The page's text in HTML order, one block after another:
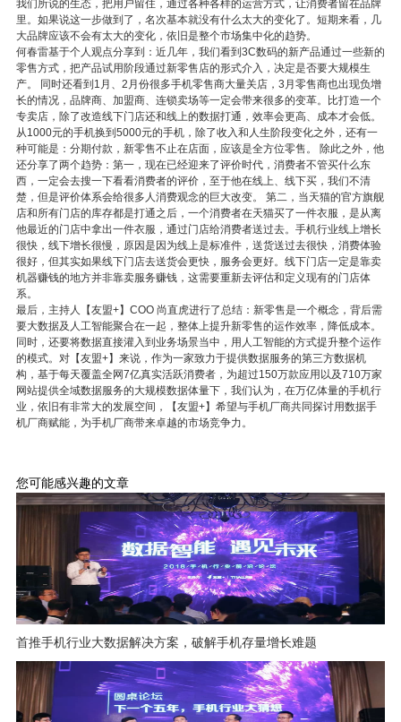
我们所说的生态，把用户留住，通过各种各样的运营方式，让消费者留在品牌
里。如果说这一步做到了，名次基本就没有什么太大的变化了。短期来看，几
大品牌应该不会有太大的变化，依旧是整个市场集中化的趋势。
何春雷基于个人观点分享到：近几年，我们看到3C数码的新产品通过一些新的
零售方式，把产品试用阶段通过新零售店的形式介入，决定是否要大规模生
产。 同时还看到1月、2月份很多手机零售商大量关店，3月零售商也出现负增
长的情况，品牌商、加盟商、连锁卖场等一定会带来很多的变革。比打造一个
专卖店，除了改造线下门店还和线上的数据打通，效率会更高、成本才会低。
从1000元的手机换到5000元的手机，除了收入和人生阶段变化之外，还有一
种可能是：分期付款，新零售不止在店面，应该是全方位零售。 除此之外，他
还分享了两个趋势：第一，现在已经迎来了评价时代，消费者不管买什么东
西，一定会去搜一下看看消费者的评价，至于他在线上、线下买，我们不清
楚，但是评价体系会给很多人消费观念的巨大改变。 第二，当天猫的官方旗舰
店和所有门店的库存都是打通之后，一个消费者在天猫买了一件衣服，是从离
他最近的门店中拿出一件衣服，通过门店给消费者送过去。手机行业线上增长
很快，线下增长很慢，原因是因为线上是标准件，送货送过去很快，消费体验
很好，但其实如果线下门店去送货会更快，服务会更好。线下门店一定是靠卖
机器赚钱的地方并非靠卖服务赚钱，这需要重新去评估和定义现有的门店体
系。
最后，主持人【友盟+】COO 尚直虎进行了总结：新零售是一个概念，背后需
要大数据及人工智能聚合在一起，整体上提升新零售的运作效率，降低成本。
同时，还要将数据直接灌入到业务场景当中，用人工智能的方式提升整个运作
的模式。对【友盟+】来说，作为一家致力于提供数据服务的第三方数据机
构，基于每天覆盖全网7亿真实活跃消费者，为超过150万款应用以及710万家
网站提供全域数据服务的大规模数据体量下，我们认为，在万亿体量的手机行
业，依旧有非常大的发展空间，【友盟+】希望与手机厂商共同探讨用数据手
机厂商赋能，为手机厂商带来卓越的市场竞争力。
您可能感兴趣的文章
首推手机行业大数据解决方案，破解手机存量增长难题